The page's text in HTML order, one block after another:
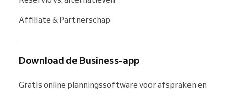
Affiliate & Partnerschap
Download de Business-app
Gratis online planningssoftware voor afspraken en